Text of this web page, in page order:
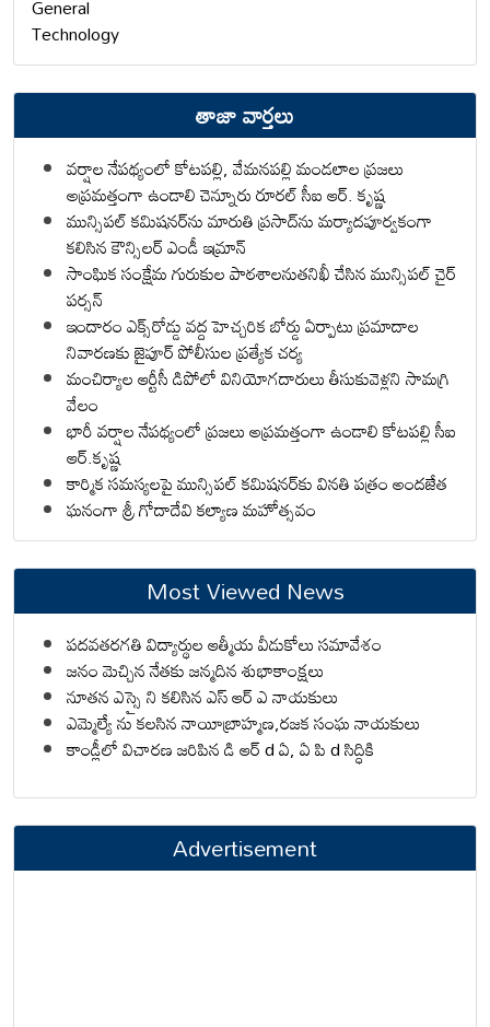
General
Technology
తాజా వార్తలు
వర్షాల నేపథ్యంలో కోటపల్లి, వేమనపల్లి మండలాల ప్రజలు
అప్రమత్తంగా ఉండాలి చెన్నూరు రూరల్ సీఐ ఆర్. కృష్ణ
మున్సిపల్ కమిషనర్‌ను మారుతి ప్రసాద్‌ను మర్యాదపూర్వకంగా
కలిసిన కౌన్సిలర్ ఎండీ ఇమ్రాన్ ​
సాంఘిక సంక్షేమ గురుకుల పాఠశాలనుతనిఖీ చేసిన మున్సిపల్ చైర్
పర్సన్
ఇందారం ఎక్స్‌రోడ్డు వద్ద హెచ్చరిక బోర్డు ఏర్పాటు ప్రమాదాల
నివారణకు జైపూర్ పోలీసుల ప్రత్యేక చర్య
మంచిర్యాల ఆర్టీసీ డిపోలో వినియోగదారులు తీసుకువెళ్లని సామగ్రి
వేలం
భారీ వర్షాల నేపథ్యంలో ప్రజలు అప్రమత్తంగా ఉండాలి కోటపల్లి సీఐ
ఆర్.కృష్ణ
కార్మిక సమస్యలపై మున్సిపల్ కమిషనర్‌కు వినతి పత్రం అందజేత
ఘనంగా శ్రీ గోదాదేవి కల్యాణ మహోత్సవం
Most Viewed News
పదవతరగతి విద్యార్థుల ఆత్మీయ వీడుకోలు సమావేశం
జనం మెచ్చిన నేతకు జన్మదిన శుభాకాంక్షలు
నూతన ఎస్సై ని కలిసిన ఎస్ ఆర్ ఎ నాయకులు
ఎమ్మెల్యే ను కలసిన నాయీబ్రాహ్మణ,రజక సంఘ నాయకులు
కాండ్లీలో విచారణ జరిపిన డి ఆర్ d ఏ, ఏ పి d సిద్ధికి
Advertisement